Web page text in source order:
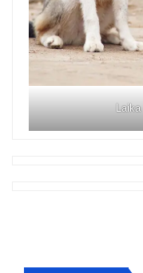
Laika